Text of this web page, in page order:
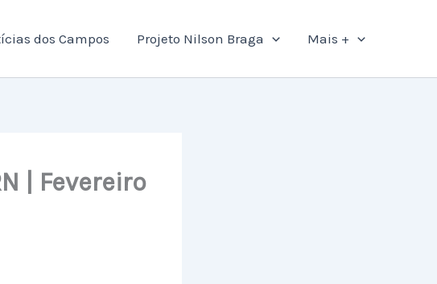
dos Campos Projeto Nilson Braga Mais +
| Fevereiro